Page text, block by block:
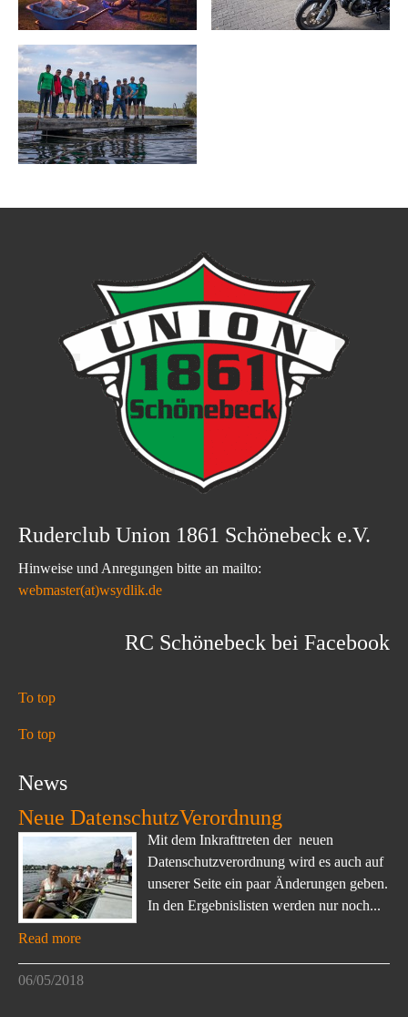
Ruderclub Union 1861 Schönebeck e.V.
Hinweise und Anregungen bitte an mailto:
webmaster(at)wsydlik.de
RC Schönebeck bei Facebook
To top
To top
News
Neue DatenschutzVerordnung
Mit dem Inkrafttreten der neuen
Datenschutzverordnung wird es auch auf
unserer Seite ein paar Änderungen geben.
In den Ergebnislisten werden nur noch...
Read more
06/05/2018